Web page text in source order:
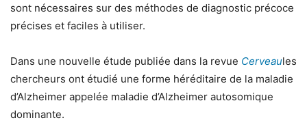
sont nécessaires sur des méthodes de diagnostic précoce
précises et faciles à utiliser.
Dans une nouvelle étude publiée dans la revue Cerveaules
chercheurs ont étudié une forme héréditaire de la maladie
d’Alzheimer appelée maladie d’Alzheimer autosomique
dominante.